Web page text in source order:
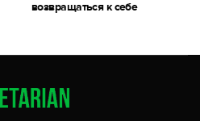
возвращаться к себе